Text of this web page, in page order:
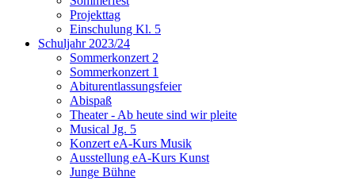
Projekttag
Einschulung Kl. 5
Schuljahr 2023/24
Sommerkonzert 2
Sommerkonzert 1
Abiturentlassungsfeier
Abispaß
Theater - Ab heute sind wir pleite
Musical Jg. 5
Konzert eA-Kurs Musik
Ausstellung eA-Kurs Kunst
Junge Bühne